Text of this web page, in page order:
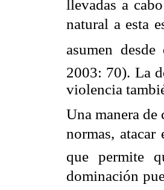
llevadas a
natural a esta
asumen
2003: 70). La
violencia
Una manera de
normas, atacar
que permite
dominación